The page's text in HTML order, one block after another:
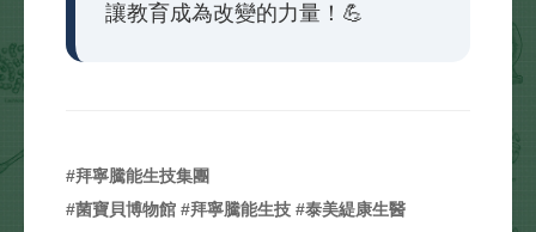
讓教育成為改變的力量！💪
#拜寧騰能生技集團
#菌寶貝博物館 #拜寧騰能生技 #泰美緹康生醫